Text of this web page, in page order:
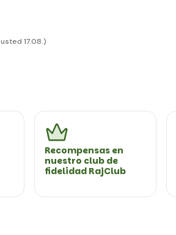
17.08.)
Recompensas en
nuestro club de
fidelidad RajClub